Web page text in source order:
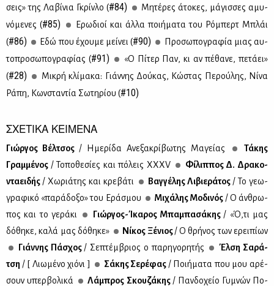
σεις» της Λα­βί­νια Γκρίν­λο (#84)
Μη­τέ­ρες άτο­κες, μά­γισ­σες αμυ­
νό­με­νες (#85)
Ερω­διοί και άλ­λα ποι­ή­μα­τα του Ρό­μπερτ Μπλάι
(#86) Εδώ που έχου­με μεί­νει (#90)
Προ­σω­πο­γρα­φία μιας αυ­
το­προ­σω­πο­γρα­φί­ας (#91)
«Ο Πί­τερ Παν, κι αν πέ­θα­νε, πε­τά­ει»
(#28)
Μι­κρή κλί­μα­κα: Γιάν­νης Δού­κας, Κώ­στας Πε­ρού­λης, Νί­να
Ρά­πη, Κων­στα­ντία Σω­τη­ρί­ου (#10)
ΣΧΕΤΙΚΑ ΚΕΙΜΕΝΑ
Γιώρ­γος Βέλ­τσος / Ημε­ρί­δα Ανε­ξα­κρί­βω­της Μα­γεί­ας
Τά­κης
Γραμ­μέ­νος / Το­πο­θε­σί­ες και πό­λεις ΧΧ­ΧV
Φί­λιπ­πος Δ. Δρα­κο­
ντα­ει­δής / Χω­ριά­της και κρε­βά­τι Βαγ­γέ­λης Λι­βιε­ρά­τος / Το γε­ω­
γρα­φι­κό «πα­ρά­δο­ξο» του Ερά­σμου
Μι­χά­λης Μο­δι­νός / Ο άν­θρω­
πος και το γε­ρά­κι
Γιώρ­γος-Ίκα­ρος Μπα­μπα­σά­κης / «Ό,τι μας
δό­θη­κε, κα­λά μας δό­θη­κε»
Νί­κος Ξέ­νιος/ Ο θρή­νος των ερει­πί­ων
Γιάν­νης Πά­σχος / Σε­πτέμ­βριος ο πα­ρη­γο­ρη­τής
Έλ­ση Σα­ρά­
τση / [ Λιω­μέ­νο χιό­νι ] Σά­κης Σε­ρέ­φας / Ποι­ή­μα­τα που μου αρέ­
σουν υπερ­βο­λι­κά
Λά­μπρος Σκου­ζά­κης / Παν­δο­χείο Γυ­μνών Πο­